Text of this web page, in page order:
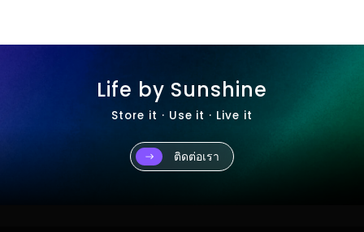
Life by Sunshine
Store it · Use it · Live it
ติดต่อเรา